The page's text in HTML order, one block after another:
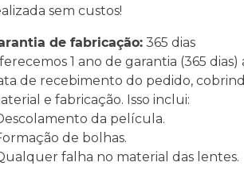
sem custos!
de fabricação:365 dias
1 ano de garantia (365 dias)
de recebimento do pedido,
e fabricação. Isso inclui:
da película.
de bolhas.
falha no material das lentes.